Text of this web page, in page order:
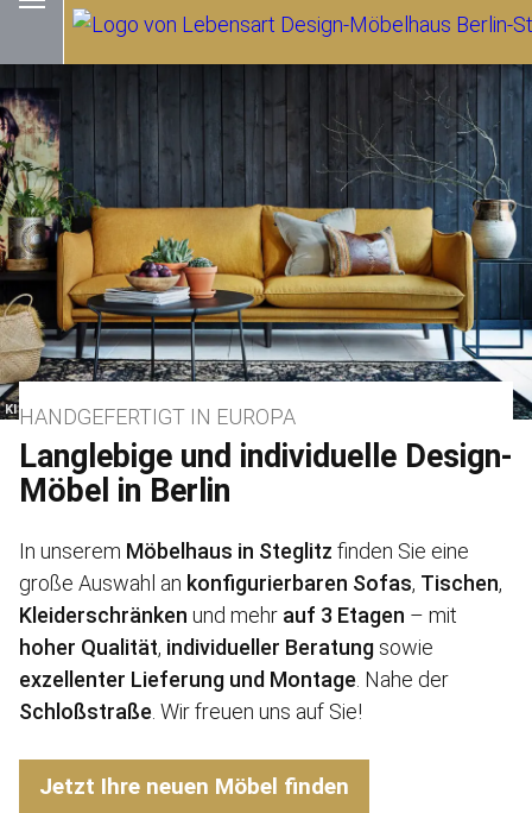
Langlebige und individuelle Design-
Möbel in Berlin
HANDGEFERTIGT IN EUROPA
In unserem Möbelhaus in Steglitz finden Sie eine
große Auswahl an konfigurierbaren Sofas, Tischen,
Kleiderschränken und mehr auf 3 Etagen – mit
hoher Qualität, individueller Beratung sowie
exzellenter Lieferung und Montage . Nahe der
Schloßstraße . Wir freuen uns auf Sie!
Jetzt Ihre neuen Möbel finden